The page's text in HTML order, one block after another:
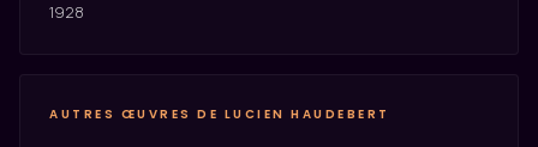
1928
AUTRES ŒUVRES DE LUCIEN HAUDEBERT